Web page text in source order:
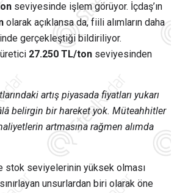
seviyesinde işlem görüyor. İçdaş’ın
olarak açıklansa da, fiili alımların daha
gerçekleştiği bildiriliyor.
27.250 TL/ton seviyesinden
artış piyasada fiyatları yukarı
belirgin bir hareket yok. Müteahhitler
artmasına rağmen alımda
stok seviyelerinin yüksek olması
unsurlardan biri olarak öne